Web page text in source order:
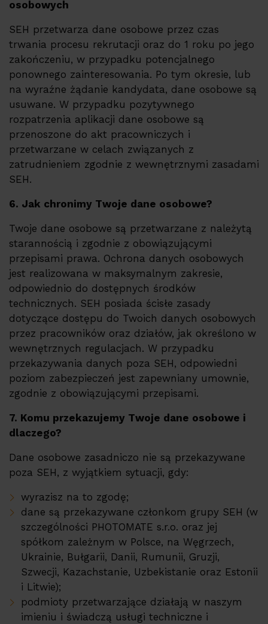
osobowych
SEH przetwarza dane osobowe przez czas
trwania procesu rekrutacji oraz do 1 roku po jego
zakończeniu, w przypadku potencjalnego
ponownego zainteresowania. Po tym okresie, lub
na wyraźne żądanie kandydata, dane osobowe są
usuwane. W przypadku pozytywnego
rozpatrzenia aplikacji dane osobowe są
przenoszone do akt pracowniczych i
przetwarzane w celach związanych z
zatrudnieniem zgodnie z wewnętrznymi zasadami
SEH.
6. Jak chronimy Twoje dane osobowe?
Twoje dane osobowe są przetwarzane z należytą
starannością i zgodnie z obowiązującymi
przepisami prawa. Ochrona danych osobowych
jest realizowana w maksymalnym zakresie,
odpowiednio do dostępnych środków
technicznych. SEH posiada ścisłe zasady
dotyczące dostępu do Twoich danych osobowych
przez pracowników oraz działów, jak określono w
wewnętrznych regulacjach. W przypadku
przekazywania danych poza SEH, odpowiedni
poziom zabezpieczeń jest zapewniany umownie,
zgodnie z obowiązującymi przepisami.
7. Komu przekazujemy Twoje dane osobowe i
dlaczego?
Dane osobowe zasadniczo nie są przekazywane
poza SEH, z wyjątkiem sytuacji, gdy:
wyrazisz na to zgodę;
dane są przekazywane członkom grupy SEH (w
szczególności PHOTOMATE s.r.o. oraz jej
spółkom zależnym w Polsce, na Węgrzech,
Ukrainie, Bułgarii, Danii, Rumunii, Gruzji,
Szwecji, Kazachstanie, Uzbekistanie oraz Estonii
i Litwie);
podmioty przetwarzające działają w naszym
imieniu i świadczą usługi techniczne i